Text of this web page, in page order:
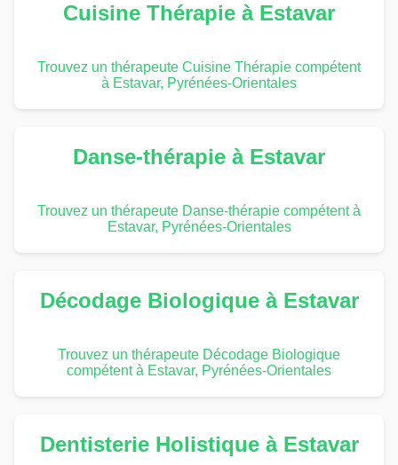
Cuisine Thérapie à Estavar
Trouvez un thérapeute Cuisine Thérapie compétent
à Estavar, Pyrénées-Orientales
Danse-thérapie à Estavar
Trouvez un thérapeute Danse-thérapie compétent à
Estavar, Pyrénées-Orientales
Décodage Biologique à Estavar
Trouvez un thérapeute Décodage Biologique
compétent à Estavar, Pyrénées-Orientales
Dentisterie Holistique à Estavar